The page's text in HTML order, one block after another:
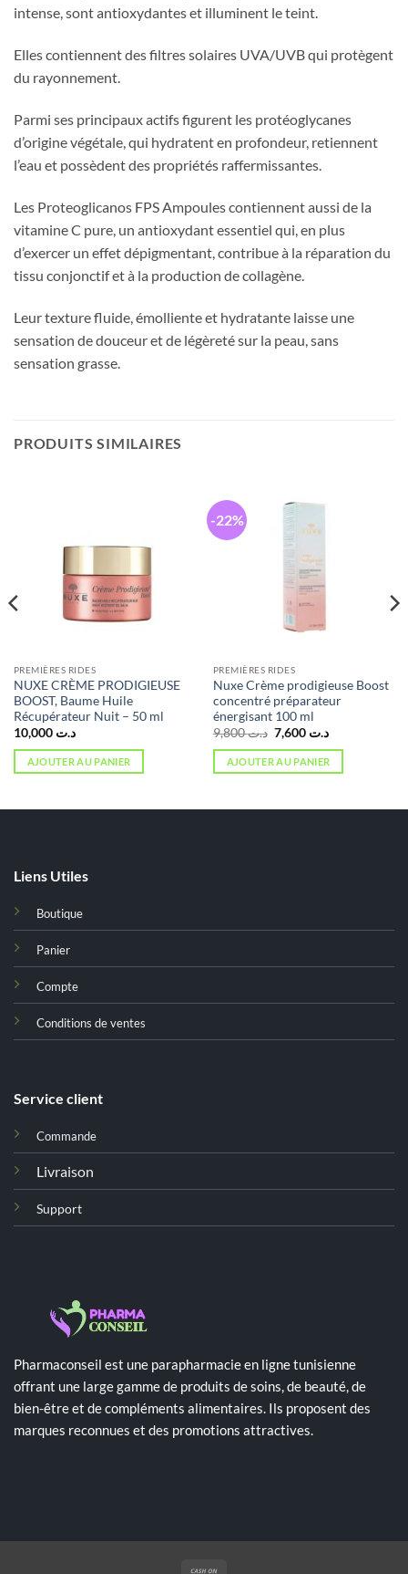
intense, sont antioxydantes et illuminent le teint.
Elles contiennent des filtres solaires UVA/UVB qui protègent
du rayonnement.
Parmi ses principaux actifs figurent les protéoglycanes
d’origine végétale, qui hydratent en profondeur, retiennent
l’eau et possèdent des propriétés raffermissantes.
Les Proteoglicanos FPS Ampoules contiennent aussi de la
vitamine C pure, un antioxydant essentiel qui, en plus
d’exercer un effet dépigmentant, contribue à la réparation du
tissu conjonctif et à la production de collagène.
Leur texture fluide, émolliente et hydratante laisse une
sensation de douceur et de légèreté sur la peau, sans
sensation grasse.
PRODUITS SIMILAIRES
PREMIÈRES RIDES
NUXE CRÈME PRODIGIEUSE
BOOST, Baume Huile
Récupérateur Nuit – 50 ml
د.ت 10,000
AJOUTER AU PANIER
-22%
PREMIÈRES RIDES
Nuxe Crème prodigieuse Boost
concentré préparateur
énergisant 100 ml
د.ت9,800
Le
prix
initial
était :
د.ت 7,600
Le
actuel
est :
AJOUTER AU PANIER
Liens Utiles
Boutique
Panier
Compte
Conditions de ventes
Service client
Commande
Livraison
Support
Pharmaconseil est une parapharmacie en ligne tunisienne
offrant une large gamme de produits de soins, de beauté, de
bien-être et de compléments alimentaires. Ils proposent des
marques reconnues et des promotions attractives.